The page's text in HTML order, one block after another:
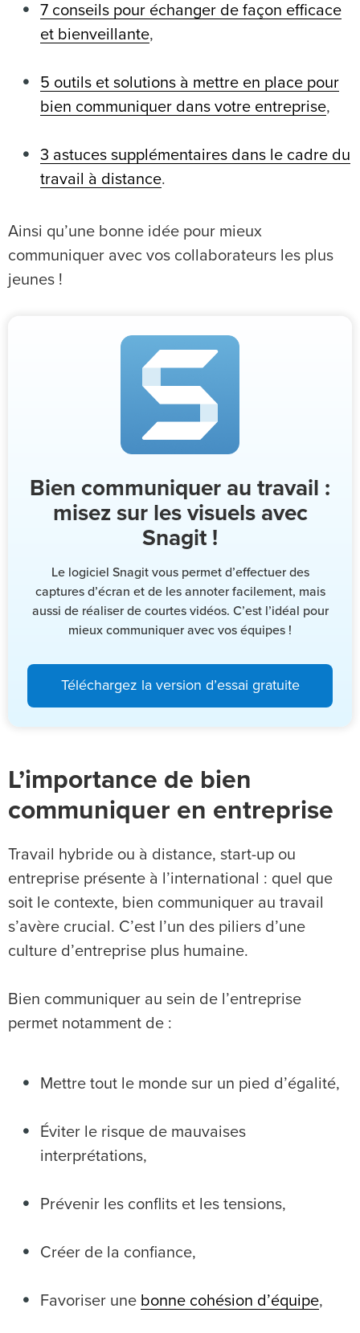
7 conseils pour échanger de façon efficace
et bienveillante,
5 outils et solutions à mettre en place pour
bien communiquer dans votre entreprise,
3 astuces supplémentaires dans le cadre du
travail à distance.
Ainsi qu’une bonne idée pour mieux
communiquer avec vos collaborateurs les plus
jeunes !
Bien communiquer au travail :
misez sur les visuels avec
Snagit !
Le logiciel Snagit vous permet d’effectuer des
captures d’écran et de les annoter facilement, mais
aussi de réaliser de courtes vidéos. C’est l’idéal pour
mieux communiquer avec vos équipes !
Téléchargez la version d’essai gratuite
L’importance de bien
communiquer en entreprise
Travail hybride ou à distance, start-up ou
entreprise présente à l’international : quel que
soit le contexte, bien communiquer au travail
s’avère crucial. C’est l’un des piliers d’une
culture d’entreprise plus humaine.
Bien communiquer au sein de l’entreprise
permet notamment de :
Mettre tout le monde sur un pied d’égalité,
Éviter le risque de mauvaises
interprétations,
Prévenir les conflits et les tensions,
Créer de la confiance,
Favoriser une bonne cohésion d’équipe,